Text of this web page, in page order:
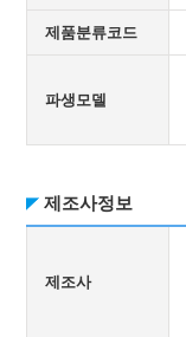
제품분류코드
파생모델
제조사정보
제조사